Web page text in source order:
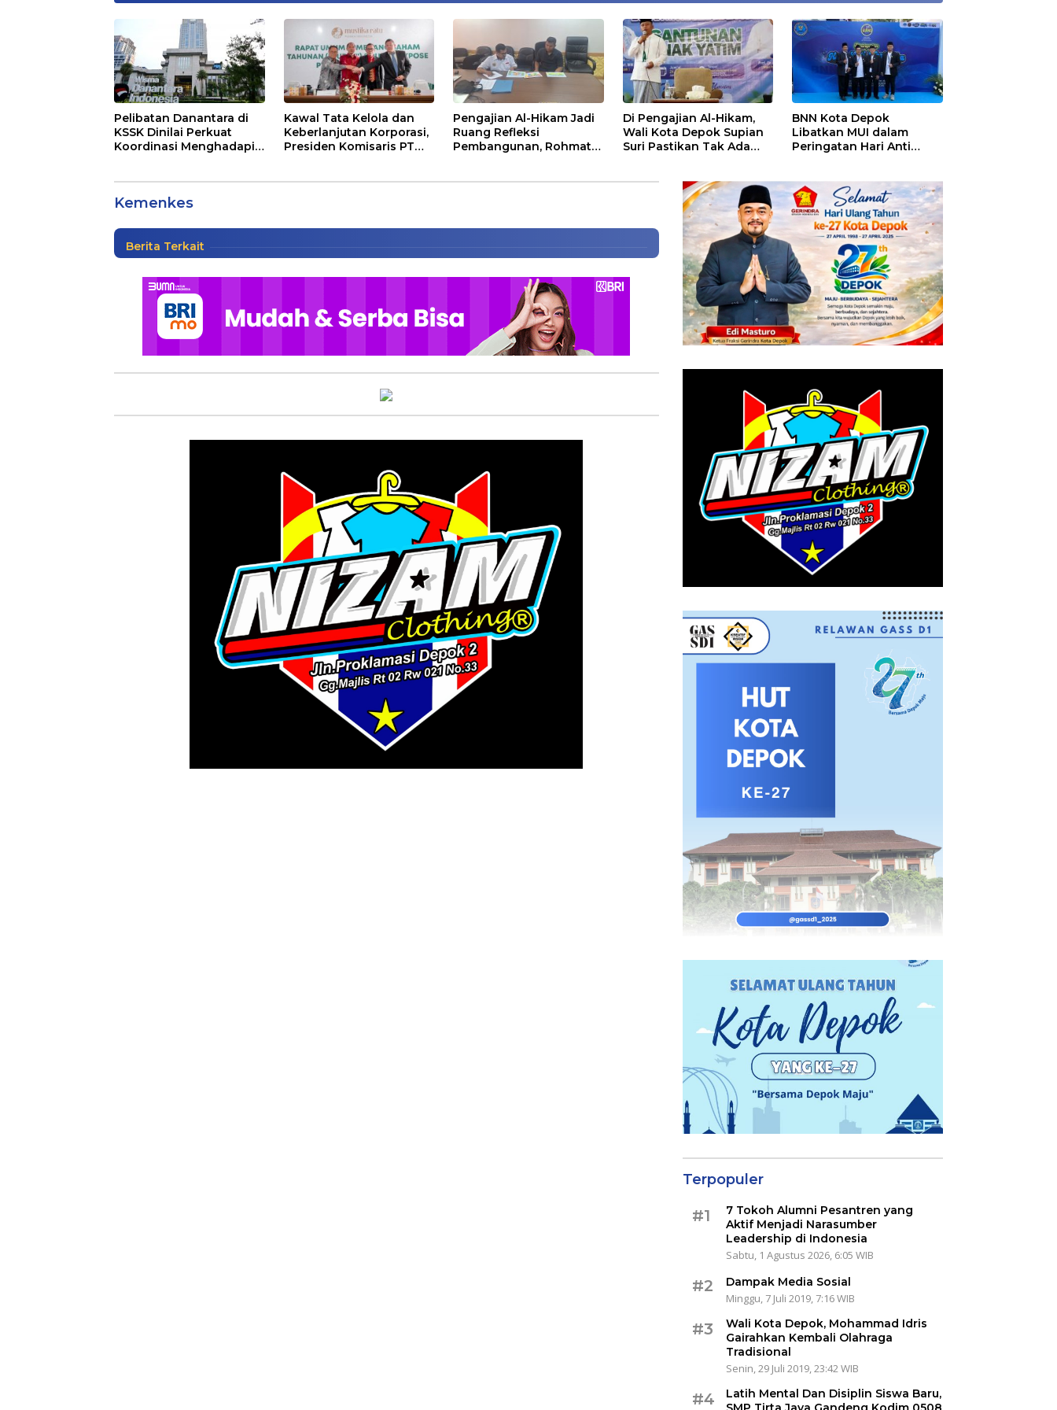
Pelibatan Danantara di
KSSK Dinilai Perkuat
Koordinasi Menghadapi
Kawal Tata Kelola dan
Keberlanjutan Korporasi,
Presiden Komisaris PT
Pengajian Al-Hikam Jadi
Ruang Refleksi
Pembangunan, Rohmat
Di Pengajian Al-Hikam,
Wali Kota Depok Supian
Suri Pastikan Tak Ada
BNN Kota Depok
Libatkan MUI dalam
Peringatan Hari Anti
Pencegahan Dimulai dari
Keluarga
Kemenkes
Kemenkes Ungkap Alasan Harga Tes PCR Diturunkan
Berita| Senin, 16 Agustus 2021, 23:21 WIB
Berita Terkait
Terpopuler
#1
7 Tokoh Alumni Pesantren yang
Aktif Menjadi Narasumber
Leadership di Indonesia
Sabtu, 1 Agustus 2026, 6:05 WIB
#2
Dampak Media Sosial
Minggu, 7 Juli 2019, 7:16 WIB
#3
Wali Kota Depok, Mohammad Idris
Gairahkan Kembali Olahraga
Tradisional
Senin, 29 Juli 2019, 23:42 WIB
#4
Latih Mental Dan Disiplin Siswa Baru,